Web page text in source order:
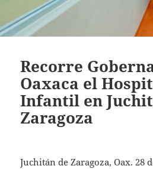
Recorre
Oaxaca el
Infantil en
Zaragoza
Juchitán de Zaragoza, Oax. 28